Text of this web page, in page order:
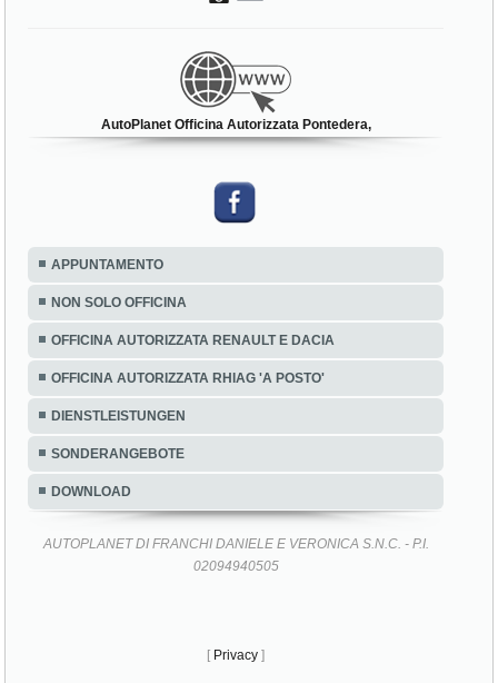
AutoPlanet Officina Autorizzata Pontedera,
APPUNTAMENTO
NON SOLO OFFICINA
OFFICINA AUTORIZZATA RENAULT E DACIA
OFFICINA AUTORIZZATA RHIAG 'A POSTO'
DIENSTLEISTUNGEN
SONDERANGEBOTE
DOWNLOAD
AUTOPLANET DI FRANCHI DANIELE E VERONICA S.N.C. - P.I.
02094940505
[ Privacy ]